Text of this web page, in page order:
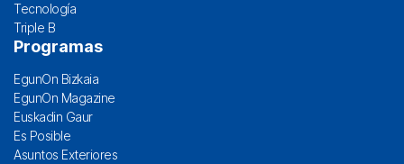
Tecnología
Triple B
Programas
EgunOn Bizkaia
EgunOn Magazine
Euskadin Gaur
Es Posible
Asuntos Exteriores